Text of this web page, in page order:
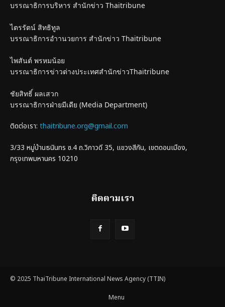
บรรณาธิการบริหาร สำนักข่าว Thaitribune
ไตรรัตน์ สิทธิทูล
บรรณาธิการอำานวยการ สำนักข่าว Thaitribune
ไพสันต์ พรหมน้อย
บรรณาธิการข่าวต่างประเทศสำนักข่าวThaitribune
ชัยสิทธิ์ ผลเสวก
บรรณาธิการฝ่ายมีเดีย (Media Department)
ติดต่อเรา: thaitribune.org@gmail.com
3/33 หมู่บ้านธนินทร ซ.4 ถ.วิภาวดี 35, แขวงสีกัน, เขตดอนเมือง,
กรุงเทพมหานคร 10210
ติดตามเรา
© 2025 ThaiTribune International News Agency (TTIN)
Menu